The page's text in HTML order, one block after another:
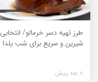
طرز تهیه دسر خرمالو/ انتخابی
شیرین و سریع برای شب یلدا
8 ماه پیش